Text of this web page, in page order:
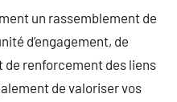
un rassemblement de
d’engagement, de
de renforcement des liens
de valoriser vos